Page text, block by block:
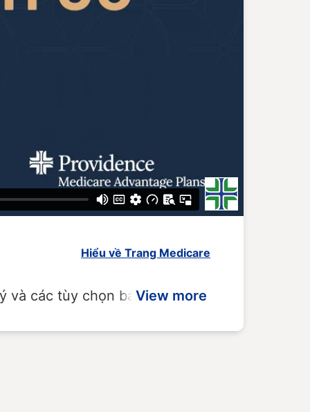
Hiểu về Trang Medicare
và các tùy chọn bảo hiểm.
View more